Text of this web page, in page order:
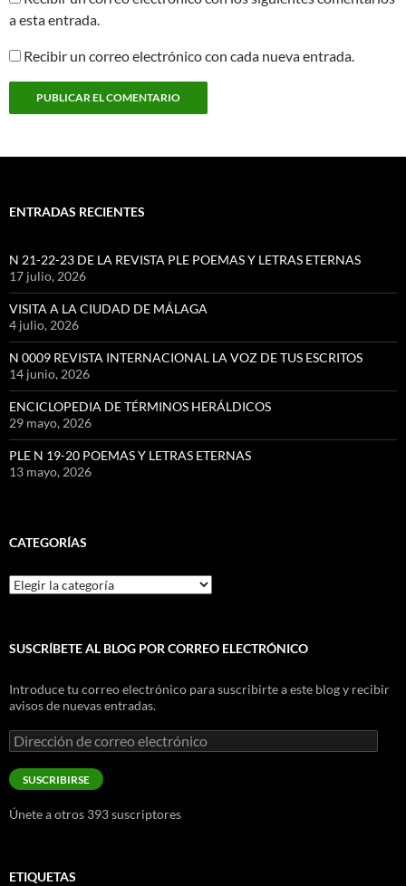
a esta entrada.
Recibir un correo electrónico con cada nueva entrada.
ENTRADAS RECIENTES
N 21-22-23 DE LA REVISTA PLE POEMAS Y LETRAS ETERNAS
17 julio, 2026
VISITA A LA CIUDAD DE MÁLAGA
4 julio, 2026
N 0009 REVISTA INTERNACIONAL LA VOZ DE TUS ESCRITOS
14 junio, 2026
ENCICLOPEDIA DE TÉRMINOS HERÁLDICOS
29 mayo, 2026
PLE N 19-20 POEMAS Y LETRAS ETERNAS
13 mayo, 2026
CATEGORÍAS
Categorías
SUSCRÍBETE AL BLOG POR CORREO ELECTRÓNICO
Introduce tu correo electrónico para suscribirte a este blog y recibir
avisos de nuevas entradas.
Dirección
de
correo
electrónico
SUSCRIBIRSE
Únete a otros 393 suscriptores
ETIQUETAS